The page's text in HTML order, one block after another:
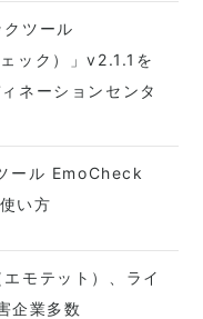
ツール
ック）」v2.1.1を
ネーションセンタ
ール EmoCheck
い方
モテット）、ライ
企業多数